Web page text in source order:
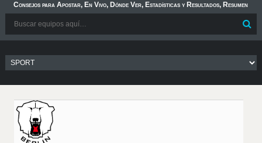
Consejos para Apostar, En Vivo, Dónde Ver, Estadísticas y Resultados, Resumen